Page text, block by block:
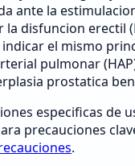
ante la
la disfuncion erectil
el mismo
pulmonar
prostatica
especificas de
precauciones
.